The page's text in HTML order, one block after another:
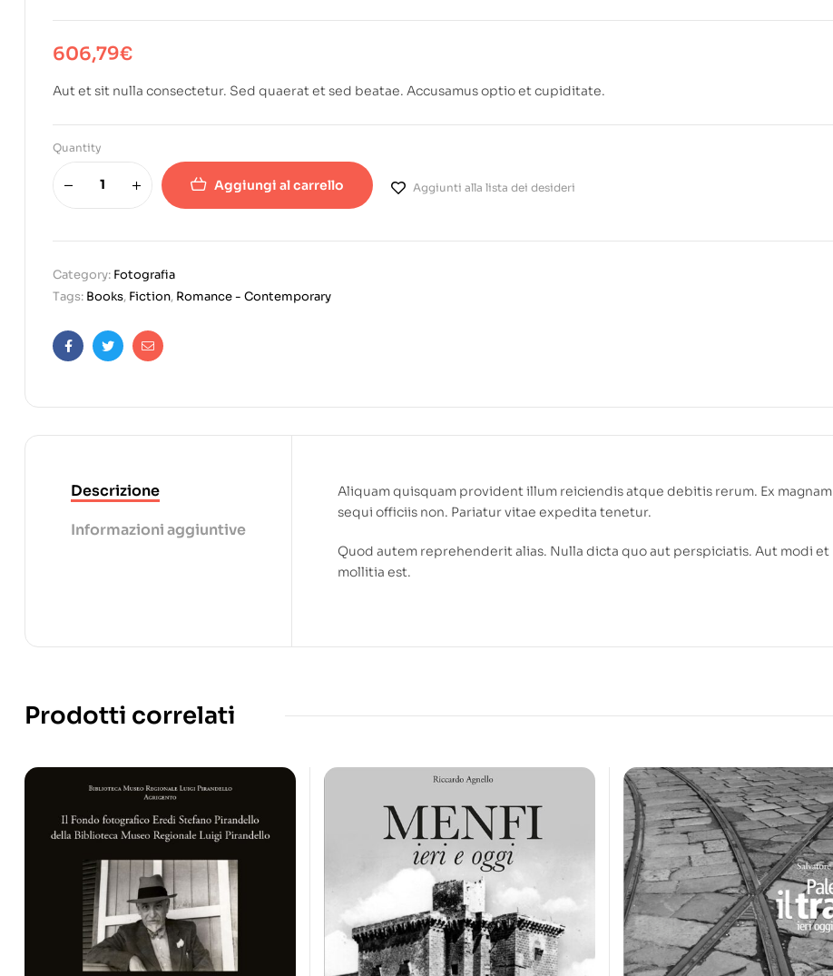
606,79€
Aut et sit nulla consectetur. Sed quaerat et sed beatae. Accusamus optio et cupiditate.
Quantity
Aggiungi al carrello Aggiunti alla lista dei desideri
Category: Fotografia
Tags: Books, Fiction, Romance - Contemporary
FacebookTwitterEmail
Descrizione
Informazioni aggiuntive
Aliquam quisquam provident illum reiciendis atque debitis rerum. Ex magnam
sequi officiis non. Pariatur vitae expedita tenetur.
Quod autem reprehenderit alias. Nulla dicta quo aut perspiciatis. Aut modi et
mollitia est.
Prodotti correlati